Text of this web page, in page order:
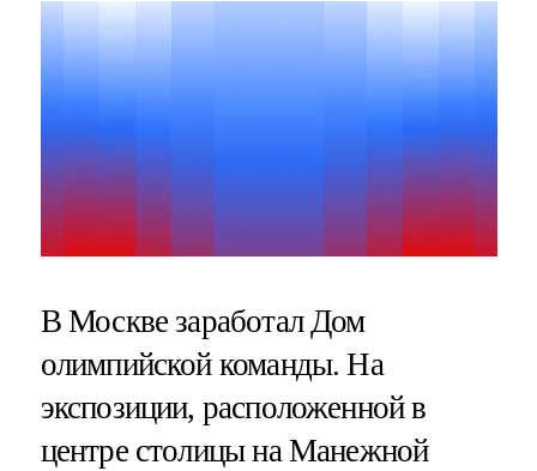
В Москве заработал Дом
олимпийской команды. На
экспозиции, расположенной в
центре столицы на Манежной